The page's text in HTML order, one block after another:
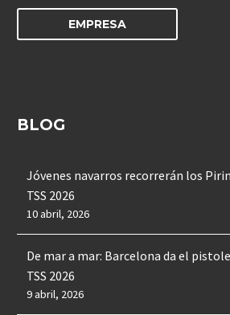
EMPRESA
BLOG
Jóvenes navarros recorrerán los
TSS 2026
10 abril, 2026
De mar a mar: Barcelona da el
TSS 2026
9 abril, 2026